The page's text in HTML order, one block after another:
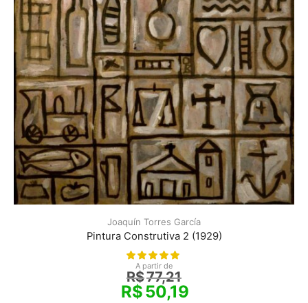
Joaquín Torres García
Pintura Construtiva 2 (1929)
A partir de
R$77,21
R$50,19